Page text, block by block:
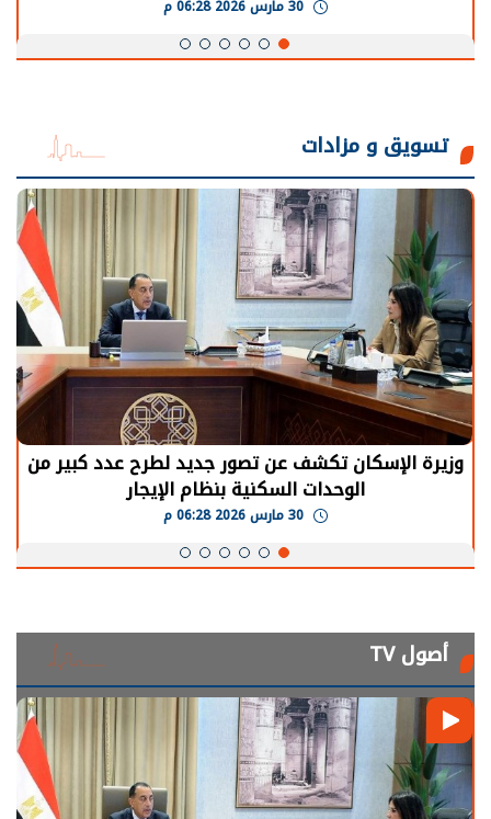
تسويق و مزادات
وزيرة الإسكان تكشف عن تصور جديد لطرح عدد كبير من
الوحدات السكنية بنظام الإيجار
أصول TV